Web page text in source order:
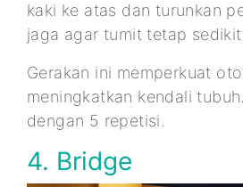
kaki ke atas dan turunkan
jaga agar tumit tetap
Gerakan ini memperkuat
meningkatkan kendali
dengan 5 repetisi.
4. Bridge